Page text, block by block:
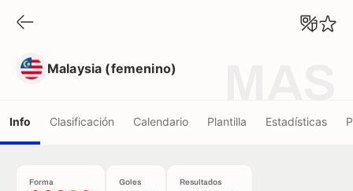
Malaysia (femenino)
Info Clasificación Calendario Plantilla Estadísticas
Forma Goles Resultados